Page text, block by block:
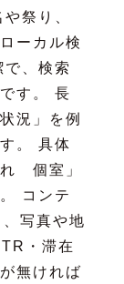
祭り、
ーカル検
、検索
す。 長
況」を例
。 具体
個室」
コンテ
写真や地
・滞在
無ければ